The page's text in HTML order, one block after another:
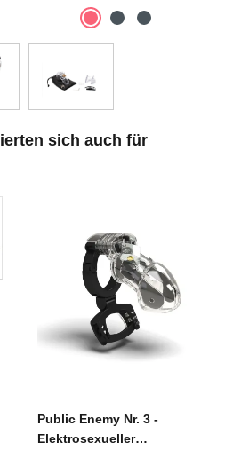
sich auch für
Public Enemy Nr. 3 -
Elektrosexueller